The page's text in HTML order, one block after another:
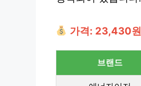
가격: 23,430원
브랜드